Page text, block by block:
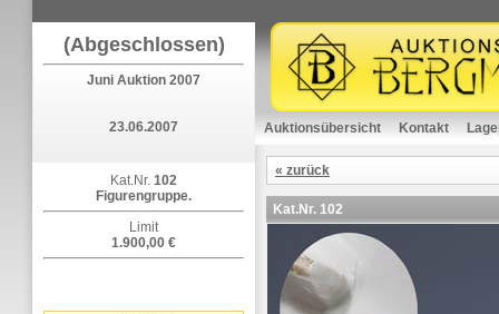
(Abgeschlossen)
Juni Auktion 2007
23.06.2007
Kat.Nr. 102
Figurengruppe.
Limit
1.900,00 €
Auktionsübersicht Kontakt
« zurück
Kat.Nr. 102